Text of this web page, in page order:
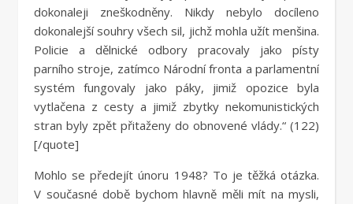
dokonaleji zneškodněny. Nikdy nebylo docíleno
dokonalejší souhry všech sil, jichž mohla užít menšina.
Policie a dělnické odbory pracovaly jako písty
parního stroje, zatímco Národní fronta a parlamentní
systém fungovaly jako páky, jimiž opozice byla
vytlačena z cesty a jimiž zbytky nekomunistických
stran byly zpět přitaženy do obnovené vlády.“ (122)
[/quote]
Mohlo se předejít únoru 1948? To je těžká otázka.
V současné době bychom hlavně měli mít na mysli,